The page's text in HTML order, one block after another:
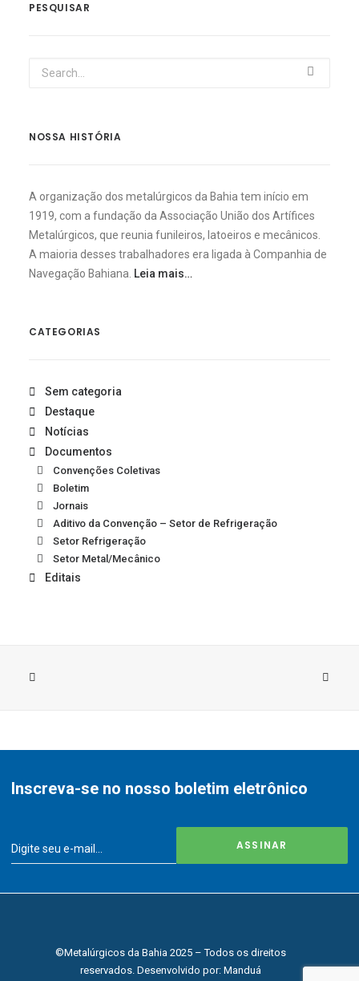
PESQUISAR
NOSSA HISTÓRIA
A organização dos metalúrgicos da Bahia tem início em
1919, com a fundação da Associação União dos Artífices
Metalúrgicos, que reunia funileiros, latoeiros e mecânicos.
A maioria desses trabalhadores era ligada à Companhia de
Navegação Bahiana. Leia mais…
CATEGORIAS
Sem categoria
Destaque
Notícias
Documentos
Convenções Coletivas
Boletim
Jornais
Aditivo da Convenção – Setor de Refrigeração
Setor Refrigeração
Setor Metal/Mecânico
Editais
Inscreva-se no nosso boletim eletrônico
©Metalúrgicos da Bahia 2025 – Todos os direitos
reservados. Desenvolvido por:Manduá